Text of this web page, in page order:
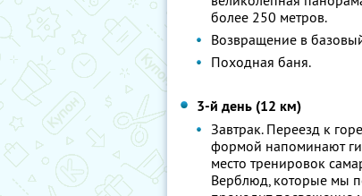
более 250 метров.
Возвращение в
Походная баня.
3-й день (12 км)
Завтрак. Переезд к
формой напоминают
место тренировок
Верблюд, которые мы